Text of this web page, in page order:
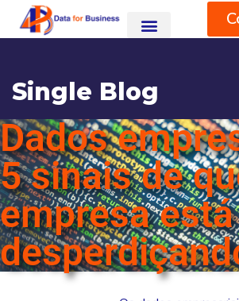
Single Blog
HOME BLOG
SEM CATEGORIA
DADOS EMPRESARIAIS: 5 SINAIS DE QUE
DESPERDIÇANDO VALOR
Dados
5 sinais de
empresa está